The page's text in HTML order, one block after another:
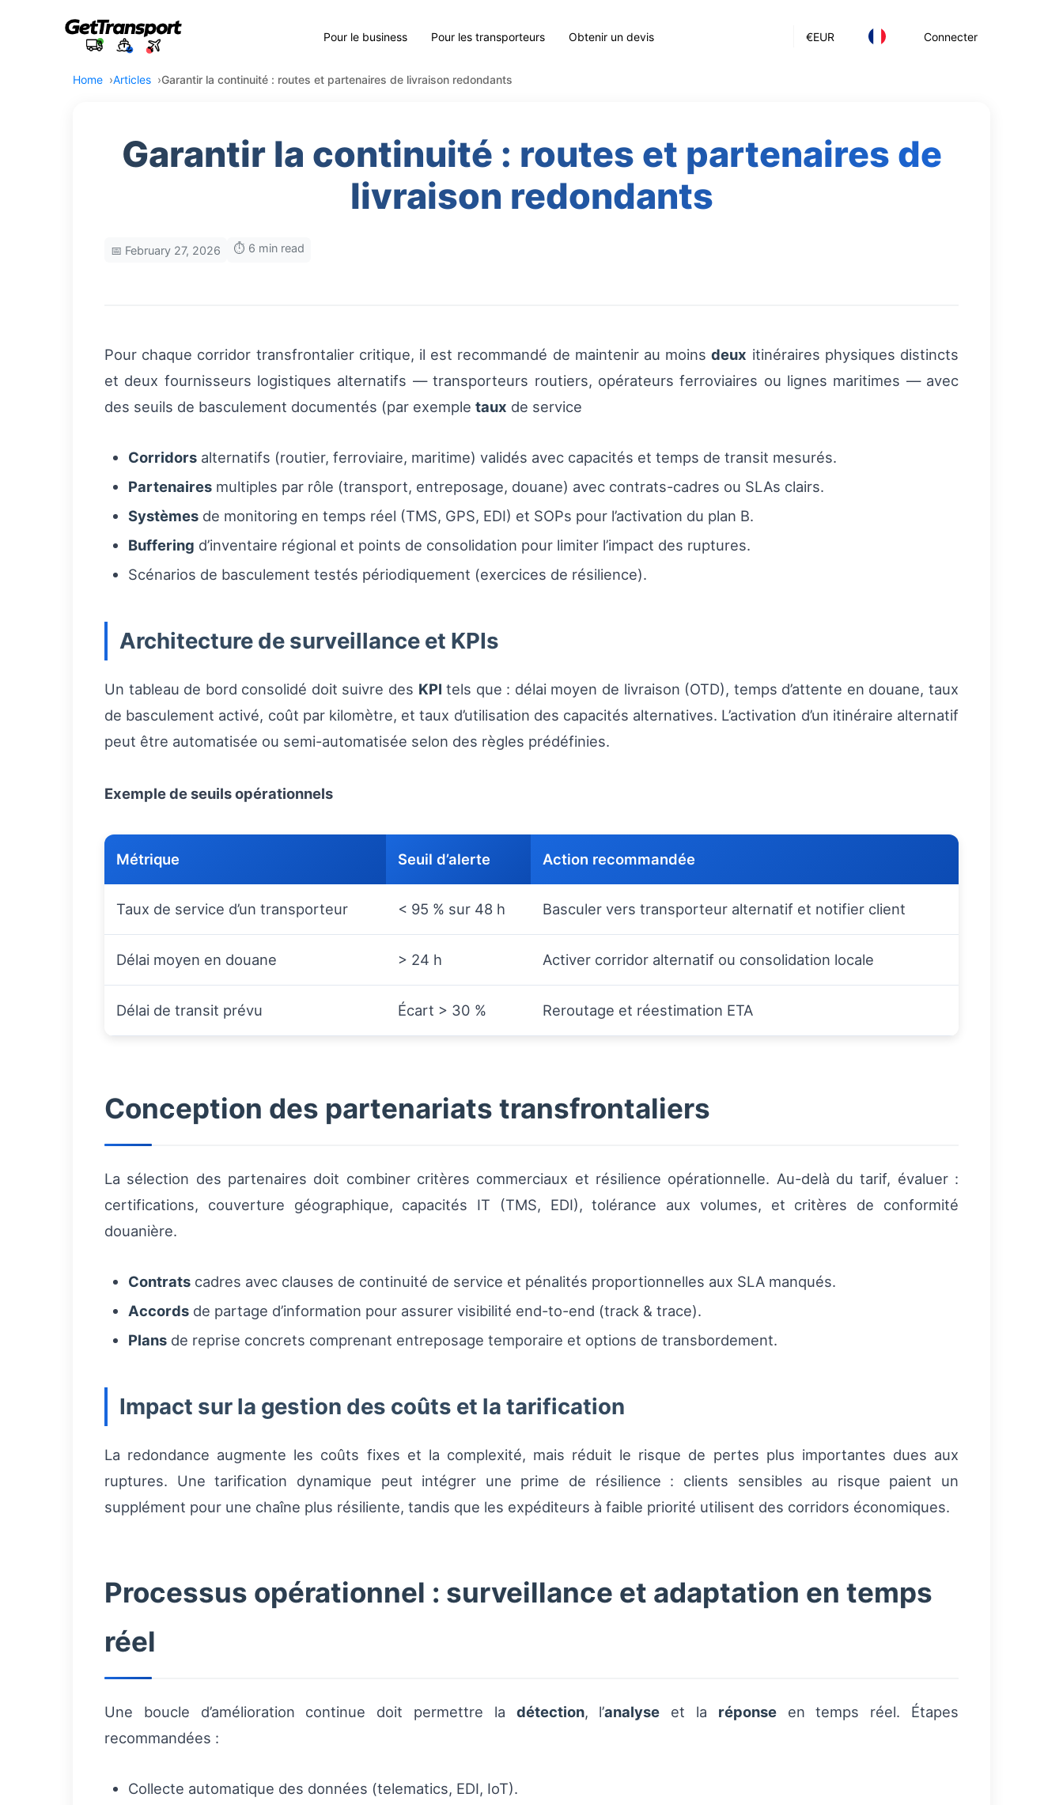
€EUR Connecter
Pour le business Pour les transporteurs Obtenir un devis
Home Articles Garantir la continuité : routes et partenaires de livraison redondants
Garantir la continuité : routes et partenaires de
livraison redondants
📅 February 27, 2026 ⏱️ 6 min read
Pour chaque corridor transfrontalier critique, il est recommandé de maintenir au moinsdeux itinéraires physiques distincts
et deux fournisseurs logistiques alternatifs — transporteurs routiers, opérateurs ferroviaires ou lignes maritimes — avec
des seuils de basculement documentés (par exemple taux de service
Corridors alternatifs (routier, ferroviaire, maritime) validés avec capacités et temps de transit mesurés.
Partenaires multiples par rôle (transport, entreposage, douane) avec contrats-cadres ou SLAs clairs.
Systèmes de monitoring en temps réel (TMS, GPS, EDI) et SOPs pour l’activation du plan B.
Buffering d’inventaire régional et points de consolidation pour limiter l’impact des ruptures.
Scénarios de basculement testés périodiquement (exercices de résilience).
Architecture de surveillance et KPIs
Un tableau de bord consolidé doit suivre des KPI tels que : délai moyen de livraison (OTD), temps d’attente en douane, taux
de basculement activé, coût par kilomètre, et taux d’utilisation des capacités alternatives. L’activation d’un itinéraire alternatif
peut être automatisée ou semi-automatisée selon des règles prédéfinies.
Exemple de seuils opérationnels
Métrique Seuil d’alerte Action recommandée
Taux de service d’un transporteur < 95 % sur 48 h Basculer vers transporteur alternatif et notifier client
Délai moyen en douane > 24 h Activer corridor alternatif ou consolidation locale
Délai de transit prévu Écart > 30 % Reroutage et réestimation ETA
Conception des partenariats transfrontaliers
La sélection des partenaires doit combiner critères commerciaux et résilience opérationnelle. Au-delà du tarif, évaluer :
certifications, couverture géographique, capacités IT (TMS, EDI), tolérance aux volumes, et critères de conformité
douanière.
Contrats cadres avec clauses de continuité de service et pénalités proportionnelles aux SLA manqués.
Accords de partage d’information pour assurer visibilité end-to-end (track & trace).
Plans de reprise concrets comprenant entreposage temporaire et options de transbordement.
Impact sur la gestion des coûts et la tarification
La redondance augmente les coûts fixes et la complexité, mais réduit le risque de pertes plus importantes dues aux
ruptures. Une tarification dynamique peut intégrer une prime de résilience : clients sensibles au risque paient un
supplément pour une chaîne plus résiliente, tandis que les expéditeurs à faible priorité utilisent des corridors économiques.
Processus opérationnel : surveillance et adaptation en temps
réel
Une boucle d’amélioration continue doit permettre la détection, l’analyse et la réponseen temps réel. Étapes
recommandées :
Collecte automatique des données (telematics, EDI, IoT).